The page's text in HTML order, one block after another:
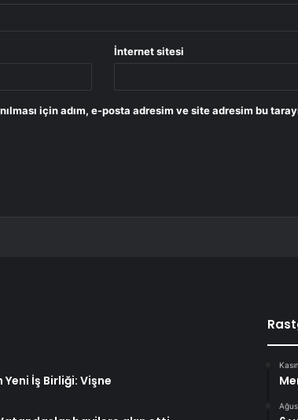
İnternet sitesi
için adım, e-posta adresim ve site adresim bu
İş Birliği: Vişne